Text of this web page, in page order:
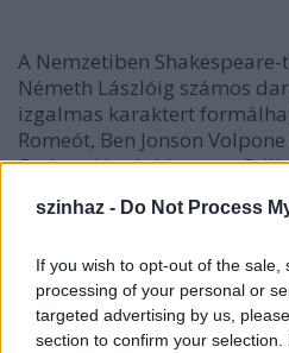
szinhaz - Do Not Process
If you wish to opt-out of the
processing of your personal or
targeted advertising by us,
section to confirm your
A Nemzetiben
Németh Lászlóig számos
izgalmas karaktert
Romeót, Ben Jonson
Corbacciót alakította, a
A rendezők között Major
sorából Törőcsik Marit
közül a Rómeó és Júliát
Varsói melódia című